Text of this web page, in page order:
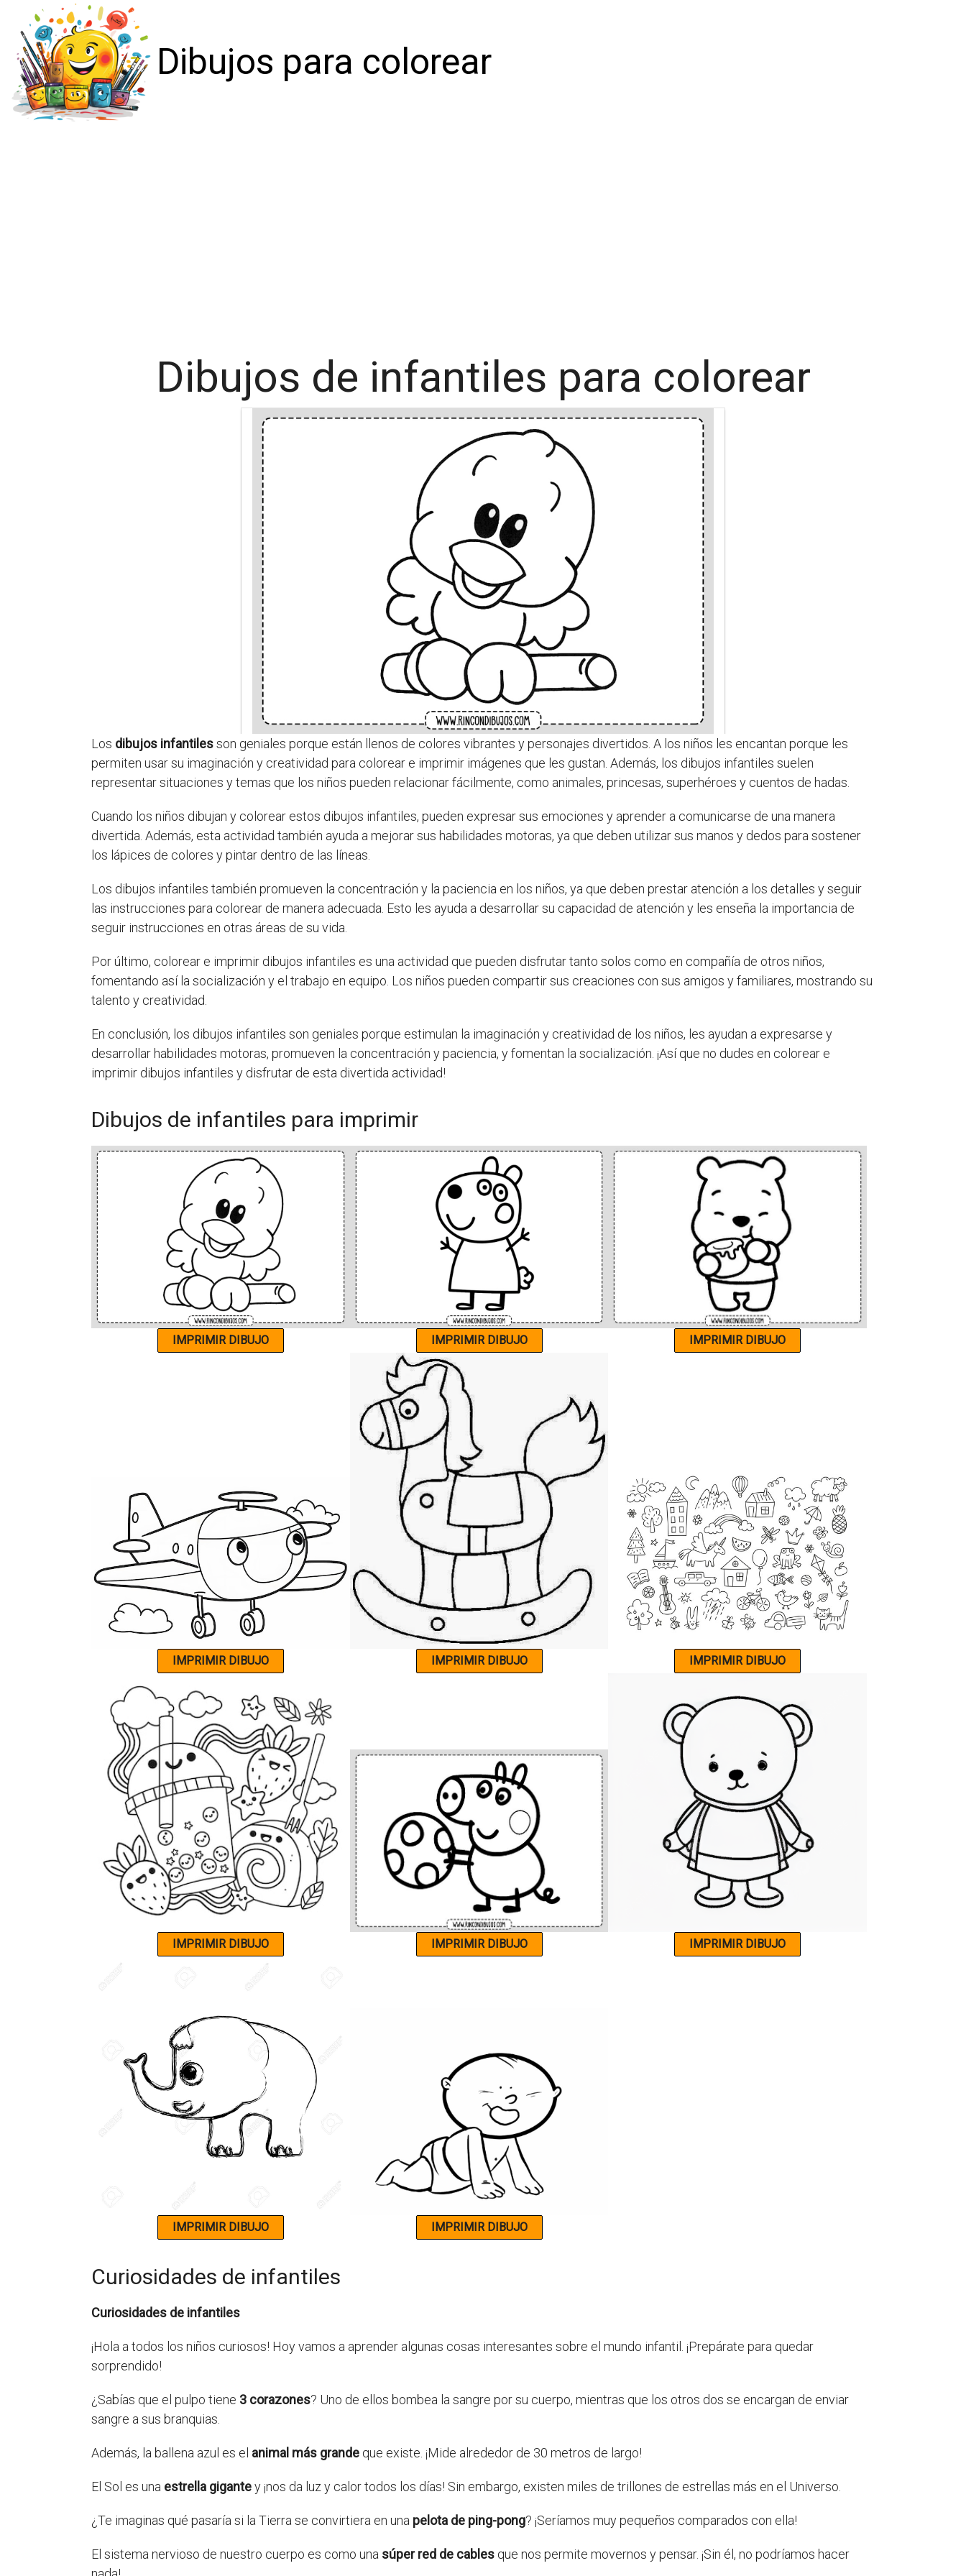
Dibujos para colorear
Dibujos de infantiles para colorear
Los dibujos infantilesson geniales porque están llenos de colores vibrantes y personajes divertidos. A los niños les encantan porque les
permiten usar su imaginación y creatividad para colorear e imprimir imágenes que les gustan. Además, los dibujos infantiles suelen
representar situaciones y temas que los niños pueden relacionar fácilmente, como animales, princesas, superhéroes y cuentos de hadas.
Cuando los niños dibujan y colorear estos dibujos infantiles, pueden expresar sus emociones y aprender a comunicarse de una manera
divertida. Además, esta actividad también ayuda a mejorar sus habilidades motoras, ya que deben utilizar sus manos y dedos para sostener
los lápices de colores y pintar dentro de las líneas.
Los dibujos infantiles también promueven la concentración y la paciencia en los niños, ya que deben prestar atención a los detalles y seguir
las instrucciones para colorear de manera adecuada. Esto les ayuda a desarrollar su capacidad de atención y les enseña la importancia de
seguir instrucciones en otras áreas de su vida.
Por último, colorear e imprimir dibujos infantiles es una actividad que pueden disfrutar tanto solos como en compañía de otros niños,
fomentando así la socialización y el trabajo en equipo. Los niños pueden compartir sus creaciones con sus amigos y familiares, mostrando su
talento y creatividad.
En conclusión, los dibujos infantiles son geniales porque estimulan la imaginación y creatividad de los niños, les ayudan a expresarse y
desarrollar habilidades motoras, promueven la concentración y paciencia, y fomentan la socialización. ¡Así que no dudes en colorear e
imprimir dibujos infantiles y disfrutar de esta divertida actividad!
Dibujos de infantiles para imprimir
Curiosidades de infantiles
Curiosidades de infantiles
¡Hola a todos los niños curiosos! Hoy vamos a aprender algunas cosas interesantes sobre el mundo infantil. ¡Prepárate para quedar
sorprendido!
¿Sabías que el pulpo tiene 3 corazones? Uno de ellos bombea la sangre por su cuerpo, mientras que los otros dos se encargan de enviar
sangre a sus branquias.
Además, la ballena azul es el animal más grande que existe. ¡Mide alrededor de 30 metros de largo!
El Sol es una estrella gigantey ¡nos da luz y calor todos los días! Sin embargo, existen miles de trillones de estrellas más en el Universo.
¿Te imaginas qué pasaría si la Tierra se convirtiera en una pelota de ping-pong? ¡Seríamos muy pequeños comparados con ella!
El sistema nervioso de nuestro cuerpo es como una súper red de cables que nos permite movernos y pensar. ¡Sin él, no podríamos hacer